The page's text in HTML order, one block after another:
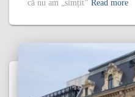
că nu am „simțit” Read more